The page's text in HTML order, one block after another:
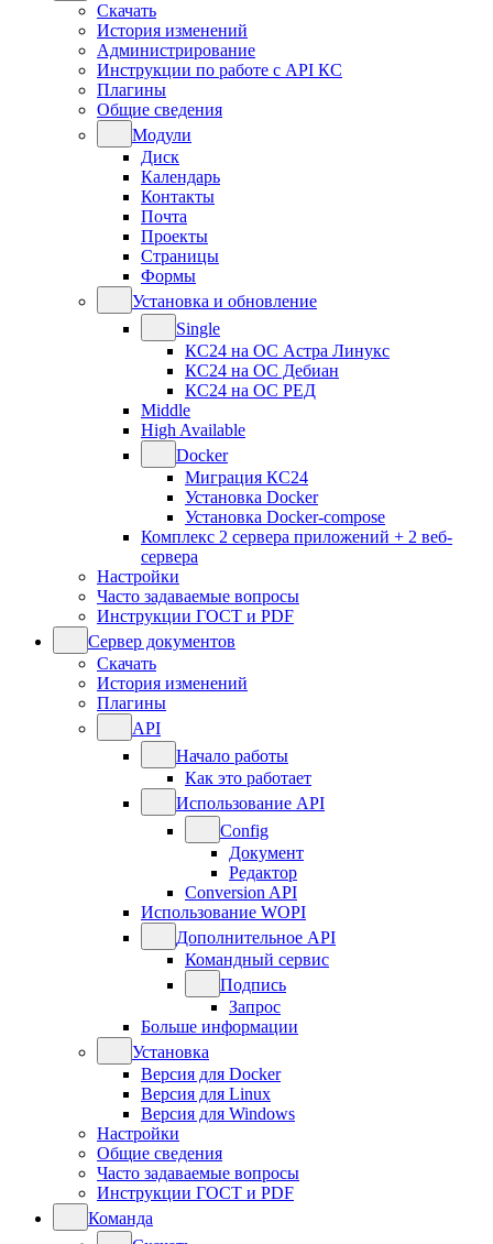
Скачать
История изменений
Администрирование
Инструкции по работе с API КС
Плагины
Общие сведения
Модули
Диск
Календарь
Контакты
Почта
Проекты
Страницы
Формы
Установка и обновление
Single
КС24 на ОС Астра Линукс
КС24 на ОС Дебиан
КС24 на ОС РЕД
Middle
High Available
Docker
Миграция КС24
Установка Docker
Установка Docker-compose
Комплекс 2 сервера приложений + 2 веб-
сервера
Настройки
Часто задаваемые вопросы
Инструкции ГОСТ и PDF
Сервер документов
Скачать
История изменений
Плагины
API
Начало работы
Как это работает
Использование API
Config
Документ
Редактор
Conversion API
Использование WOPI
Дополнительное API
Командный сервис
Подпись
Запрос
Больше информации
Установка
Версия для Docker
Версия для Linux
Версия для Windows
Настройки
Общие сведения
Часто задаваемые вопросы
Инструкции ГОСТ и PDF
Команда